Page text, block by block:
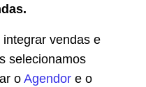
vendas e
selecionamos
o Agendor e o